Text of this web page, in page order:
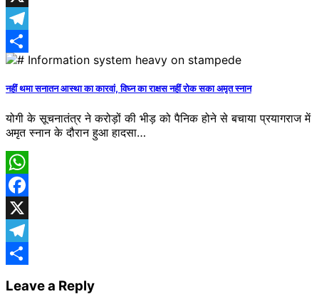
X
Telegram
Share
नहीं थमा सनातन आस्था का कारवां, विघ्न का राक्षस नहीं रोक सका अमृत स्नान
योगी के सूचनातंत्र ने करोड़ों की भीड़ को पैनिक होने से बचाया प्रयागराज में
अमृत स्नान के दौरान हुआ हादसा…
WhatsApp
Facebook
X
Telegram
Leave a Reply